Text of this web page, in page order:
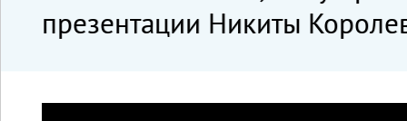
презентации Никиты